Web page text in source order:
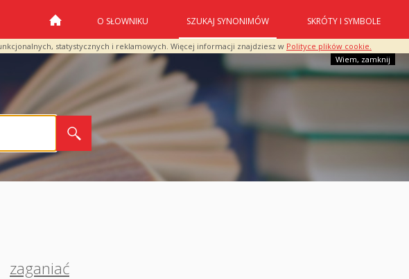
statystycznych i reklamowych. Więcej informacji znajdziesz w Polityce plików cookie.
Wiem, zamknij
O SŁOWNIKU SZUKAJ SYNONIMÓW SKRÓTY I SYMBOLE
zaganiać